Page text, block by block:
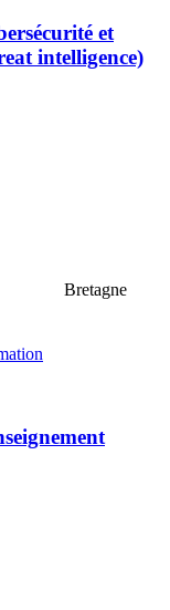
et
intelligence)
Bretagne